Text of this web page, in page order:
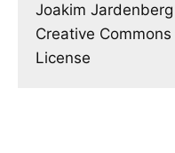
Joakim
Creative
License